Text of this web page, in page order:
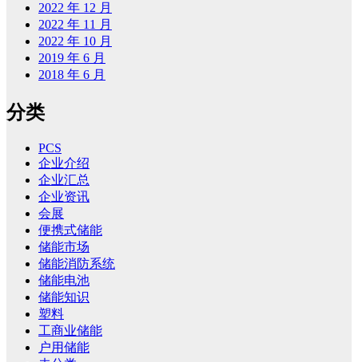
2022 年 12 月
2022 年 11 月
2022 年 10 月
2019 年 6 月
2018 年 6 月
分类
PCS
企业介绍
企业汇总
企业资讯
会展
便携式储能
储能市场
储能消防系统
储能电池
储能知识
塑料
工商业储能
户用储能